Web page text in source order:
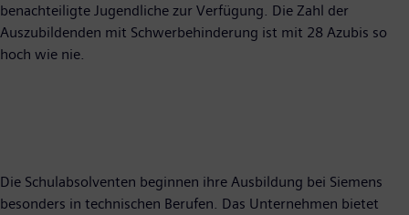
benachteiligte Jugendliche zur Verfügung. Die Zahl der
Auszubildenden mit Schwerbehinderung ist mit 28 Azubis so
hoch wie nie.
Die Schulabsolventen beginnen ihre Ausbildung bei Siemens
besonders in technischen Berufen. Das Unternehmen bietet